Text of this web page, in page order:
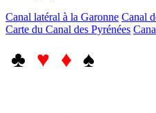
Canal latéral à la Garonne Canal
Carte du Canal des Pyrénées
♣ ♥ ♦ ♠